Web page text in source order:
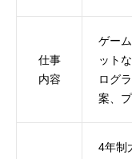
仕事
内容
ゲー
ット
ログ
案、
4年制